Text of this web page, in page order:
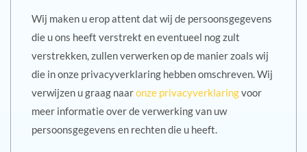
Wij maken u erop attent dat wij de persoonsgegevens
die u ons heeft verstrekt en eventueel nog zult
verstrekken, zullen verwerken op de manier zoals wij
die in onze privacyverklaring hebben omschreven. Wij
verwijzen u graag naaronze privacyverklaringvoor
meer informatie over de verwerking van uw
persoonsgegevens en rechten die u heeft.